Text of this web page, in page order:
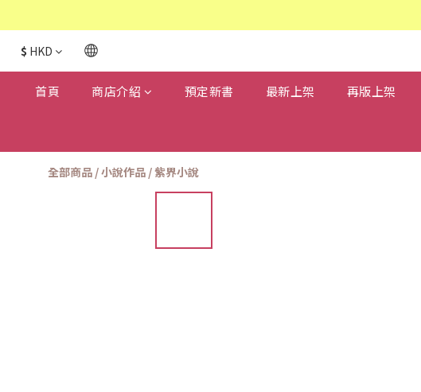
$ HKD
首頁 商店介紹 預定新書 最新上架 再版上架
全部商品 /小說作品 /紫界小說